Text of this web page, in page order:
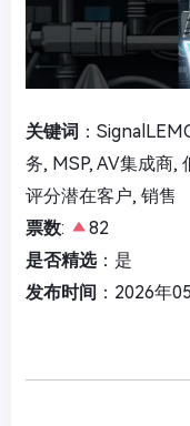
关键词 ：
务, MSP, AV集成商,
评分潜在客户, 销售
票数:
82
是否精选：是
发布时间 ：2026年